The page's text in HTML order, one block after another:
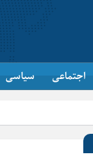
اجتماعی سیاسی